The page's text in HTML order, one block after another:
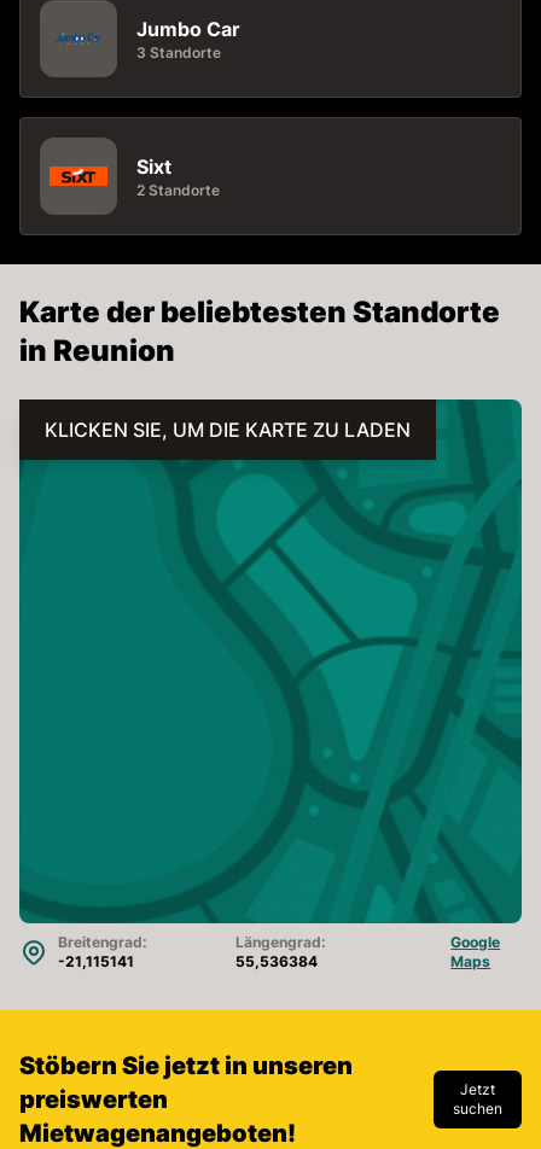
Jumbo Car
3 Standorte
Sixt
2 Standorte
Karte der beliebtesten Standorte
in Reunion
KLICKEN SIE, UM DIE KARTE ZU LADEN
Breitengrad:
-21,115141
Längengrad:
55,536384
Google
Maps
Stöbern Sie jetzt in unseren
preiswerten
Mietwagenangeboten!
Jetzt
suchen